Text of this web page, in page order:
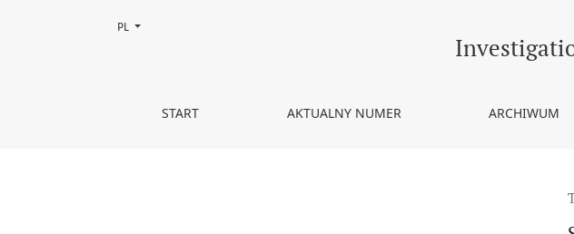
Spis treści
START AKTUALNY NUMER ARCHIWUM
Zmień język, obecnie wybrany to:
PL